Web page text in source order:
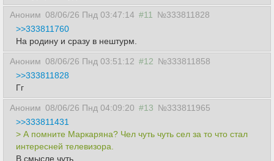
Аноним 08/06/26 Пнд 03:47:14 #11
№333811828
>>333811760
На родину и сразу в нештурм.
Аноним 08/06/26 Пнд 03:51:12 #12 №333811858
>>333811828
Гг
Аноним 08/06/26 Пнд 04:09:20 #13 №333811965
>>333811431
> А помните Маркаряна? Чел чуть чуть сел за то что стал
интересней телевизора.
В смысле чуть